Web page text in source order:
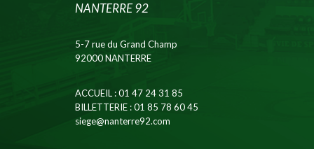
NANTERRE 92
5-7 rue du Grand Champ
92000 NANTERRE
ACCUEIL: 01 47 24 31 85
BILLETTERIE: 01 85 78 60 45
siege@nanterre92.com